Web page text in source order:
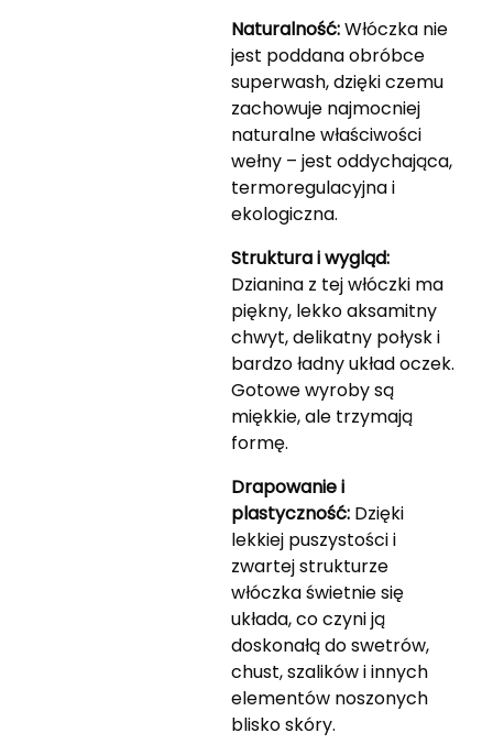
Naturalność:Włóczka nie
jest poddana obróbce
superwash, dzięki czemu
zachowuje najmocniej
naturalne właściwości
wełny – jest oddychająca,
termoregulacyjna i
ekologiczna.
Struktura i wygląd:
Dzianina z tej włóczki ma
piękny, lekko aksamitny
chwyt, delikatny połysk i
bardzo ładny układ oczek.
Gotowe wyroby są
miękkie, ale trzymają
formę.
Drapowanie i
plastyczność:Dzięki
lekkiej puszystości i
zwartej strukturze
włóczka świetnie się
układa, co czyni ją
doskonałą do swetrów,
chust, szalików i innych
elementów noszonych
blisko skóry.